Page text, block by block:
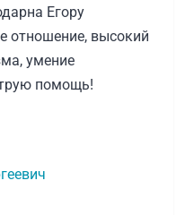
Егору
отношение, высокий
умение
помощь!